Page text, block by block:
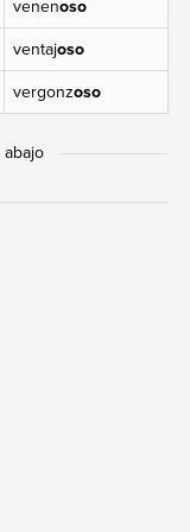
venenoso
ventajoso
vergonzoso